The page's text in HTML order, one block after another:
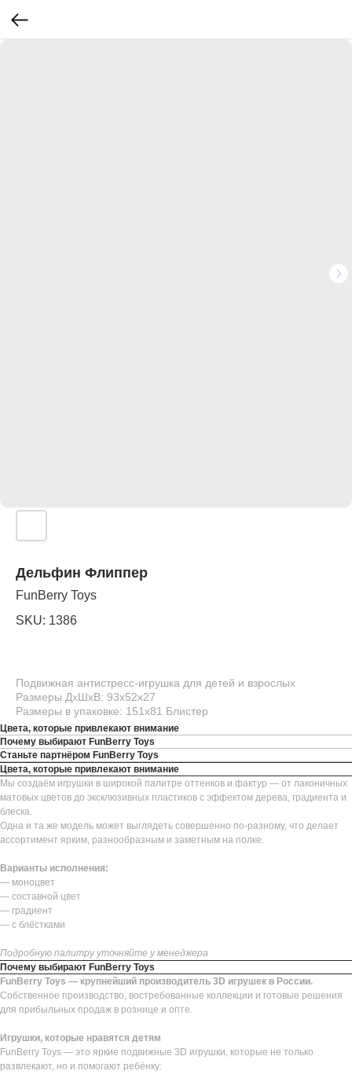
Дельфин Флиппер
FunBerry Toys
SKU: 1386
Подвижная антистресс-игрушка для детей и взрослых
Размеры ДхШхВ: 93х52х27
Размеры в упаковке: 151х81 Блистер
Цвета, которые привлекают внимание
Почему выбирают FunBerry Toys
Станьте партнёром FunBerry Toys
Цвета, которые привлекают внимание
Мы создаём игрушки в широкой палитре оттенков и фактур — от лаконичных
матовых цветов до эксклюзивных пластиков с эффектом дерева, градиента и
блеска.
Одна и та же модель может выглядеть совершенно по-разному, что делает
ассортимент ярким, разнообразным и заметным на полке.
Варианты исполнения:
— моноцвет
— составной цвет
— градиент
— с блёстками
Подробную палитру уточняйте у менеджера
Почему выбирают FunBerry Toys
FunBerry Toys — крупнейший производитель 3D игрушек в России.
Собственное производство, востребованные коллекции и готовые решения
для прибыльных продаж в рознице и опте.
Игрушки, которые нравятся детям
FunBerry Toys — это яркие подвижные 3D игрушки, которые не только
развлекают, но и помогают ребёнку: